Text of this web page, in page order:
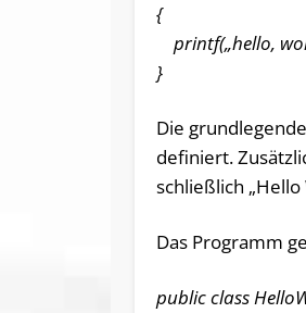
{
printf(„hello,
}
Die
definiert.
schließlich „Hello
Das Programm
public class